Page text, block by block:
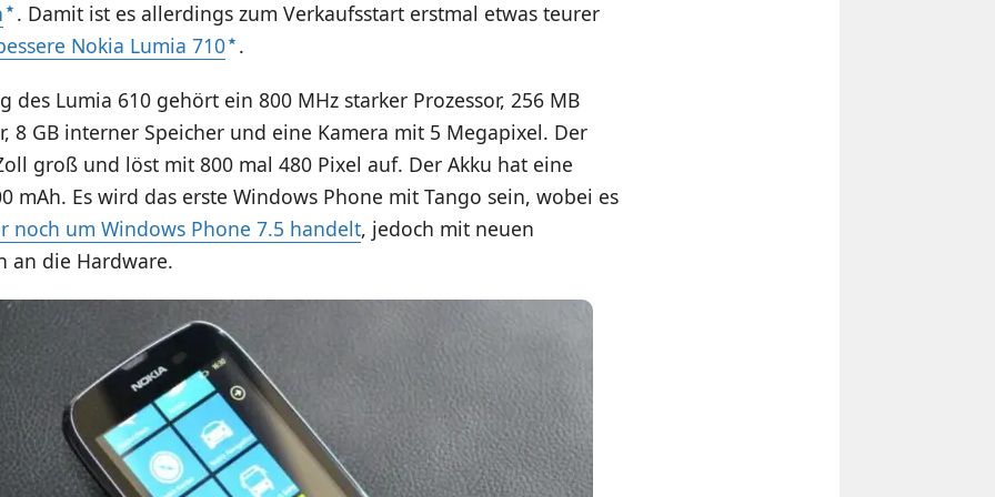
. Damit ist es allerdings zum Verkaufsstart erstmal etwas teurer
Nokia Lumia 710 .
des Lumia 610 gehört ein 800 MHz starker Prozessor, 256 MB
8 GB interner Speicher und eine Kamera mit 5 Megapixel. Der
groß und löst mit 800 mal 480 Pixel auf. Der Akku hat eine
mAh. Es wird das erste Windows Phone mit Tango sein, wobei es
noch um Windows Phone 7.5 handelt, jedoch mit neuen
an die Hardware.